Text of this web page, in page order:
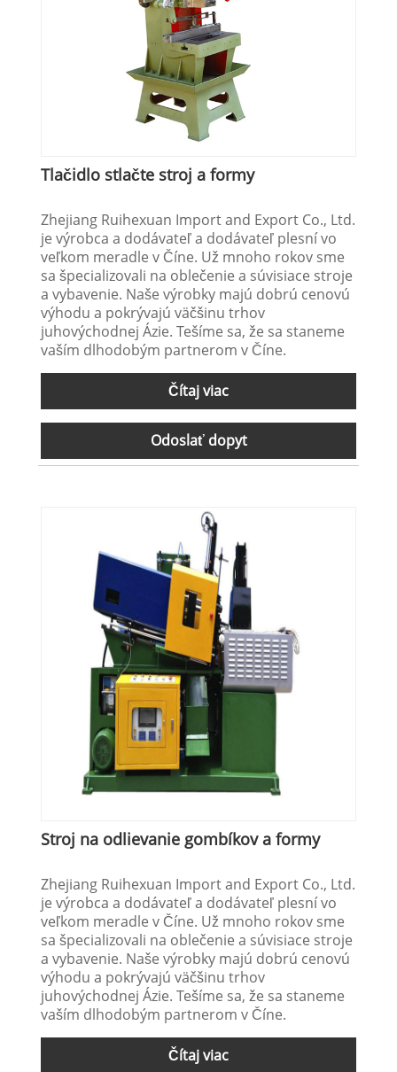
Tlačidlo stlačte stroj a formy
Zhejiang Ruihexuan Import and Export Co., Ltd.
je výrobca a dodávateľ a dodávateľ plesní vo
veľkom meradle v Číne. Už mnoho rokov sme
sa špecializovali na oblečenie a súvisiace stroje
a vybavenie. Naše výrobky majú dobrú cenovú
výhodu a pokrývajú väčšinu trhov
juhovýchodnej Ázie. Tešíme sa, že sa staneme
vaším dlhodobým partnerom v Číne.
Čítaj viac
Odoslať dopyt
Stroj na odlievanie gombíkov a formy
Zhejiang Ruihexuan Import and Export Co., Ltd.
je výrobca a dodávateľ a dodávateľ plesní vo
veľkom meradle v Číne. Už mnoho rokov sme
sa špecializovali na oblečenie a súvisiace stroje
a vybavenie. Naše výrobky majú dobrú cenovú
výhodu a pokrývajú väčšinu trhov
juhovýchodnej Ázie. Tešíme sa, že sa staneme
vaším dlhodobým partnerom v Číne.
Čítaj viac